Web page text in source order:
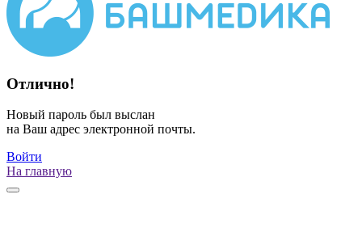
Отлично!
Новый пароль был выслан
на Ваш адрес электронной почты.
Войти
На главную